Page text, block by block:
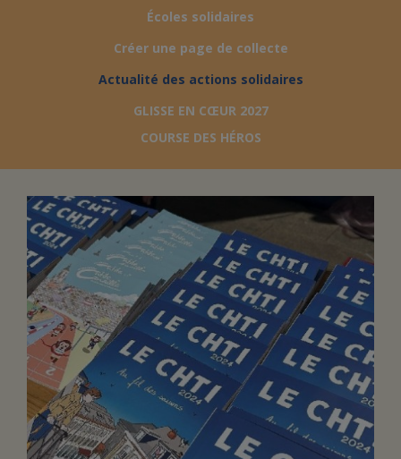
FAIRE UN DON
ESPACE PRESSE
JE DEVIENS
BÉNÉVOLE
DEVENIR
UN PETIT PRINCE
Écoles solidaires
Créer une page de collecte
Actualité des actions solidaires
GLISSE EN CŒUR 2027
COURSE DES HÉROS